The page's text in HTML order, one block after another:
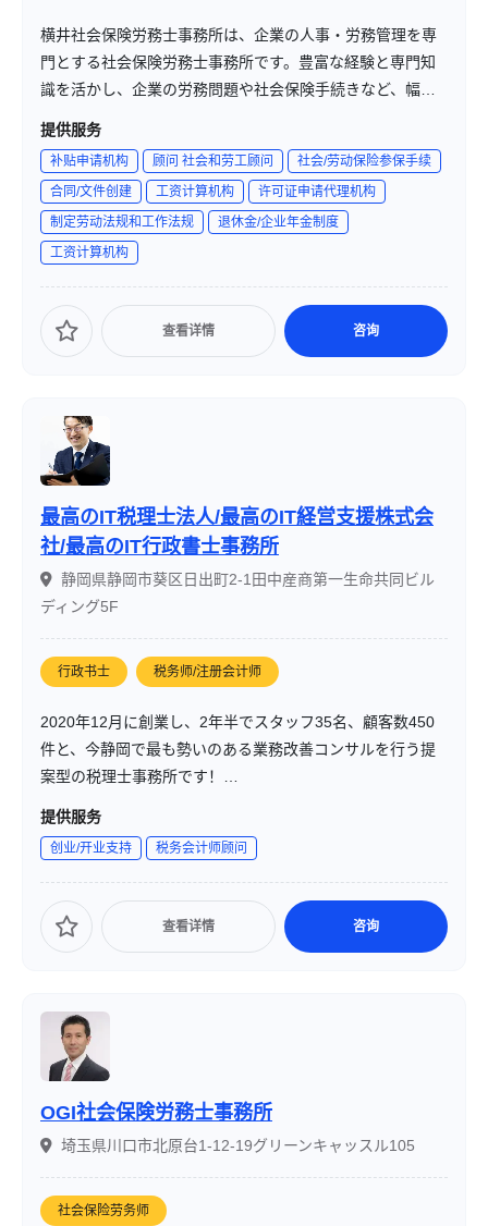
横井社会保険労務士事務所は、企業の人事・労務管理を専
門とする社会保険労務士事務所です。豊富な経験と専門知
識を活かし、企業の労務問題や社会保険手続きなど、幅広
いニーズに対応しています。
提供服务
补贴申请机构 顾问 社会和劳工顾问
社会/劳动保险参保手续
合同/文件创建
工资计算机构
许可证申请代理机构
制定劳动法规和工作法规
退休金/企业年金制度
工资计算机构
查看详情 咨询
最高のIT税理士法人/最高のIT経営支援株式会
社/最高のIT行政書士事務所
静岡県静岡市葵区日出町2-1田中産商第一生命共同ビル
ディング5F
行政书士 税务师/注册会计师
2020年12月に創業し、2年半でスタッフ35名、顧客数450
件と、今静岡で最も勢いのある業務改善コンサルを行う提
案型の税理士事務所です！
静岡県静岡市を中心に、静岡県内は浜松から沼津三島ま
用し全国どこでも対応可能です！
代表は30代の税理士で、スタッフの平均年齢も30代半ばで
あるため、フットワークの軽さやレスポンスの速さ、最新
の判例に基づく法令解釈に対する柔軟な判断がポイントで
ね。。。
私たちは「難しいことを日本一わかりやすく」をモットー
に、中小企業経営者、投資家、資産家などの富裕層や富裕
層を目指している方々のサポートを行っています。
提供服务
创业/开业支持 税务会计师顾问
查看详情 咨询
OGI社会保険労務士事務所
埼玉県川口市北原台1-12-19グリーンキャッスル105
社会保险劳务师